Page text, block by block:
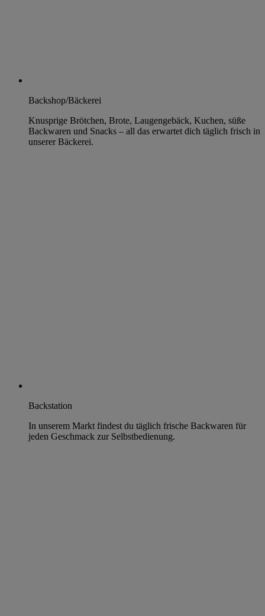
Backshop/Bäckerei
Knusprige Brötchen, Brote, Laugengebäck, Kuchen, süße
Backwaren und Snacks – all das erwartet dich täglich frisch in
unserer Bäckerei.
Backstation
In unserem Markt findest du täglich frische Backwaren für
jeden Geschmack zur Selbstbedienung.